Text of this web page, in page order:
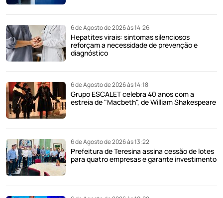
6 de Agosto de 2026 às 14:26
Hepatites virais: sintomas silenciosos
reforçam a necessidade de prevenção e
diagnóstico
6 de Agosto de 2026 às 14:18
Grupo ESCALET celebra 40 anos com a
estreia de "Macbeth", de William Shakespeare
6 de Agosto de 2026 às 13:22
Prefeitura de Teresina assina cessão de lotes
para quatro empresas e garante investimento